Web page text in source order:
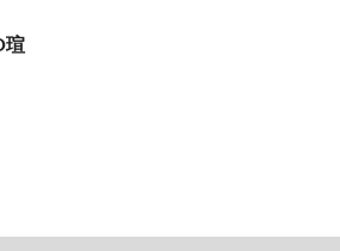
瑄